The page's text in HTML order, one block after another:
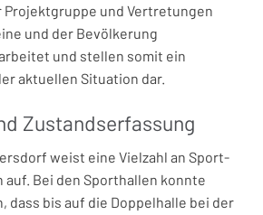
Projektgruppe und Vertretungen
und der Bevölkerung
und stellen somit ein
aktuellen Situation dar.
Zustandserfassung
weist eine Vielzahl an Sport-
auf. Bei den Sporthallen konnte
bis auf die Doppelhalle bei der